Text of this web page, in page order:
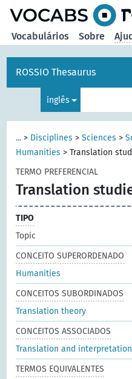
Vocabulários Sobre
ROSSIO Thesaurus
inglês
... > Disciplines >Sciences >
Humanities >Translation
TERMO PREFERENCIAL
Translation
TIPO
Topic
CONCEITO SUPERORDENADO
Humanities
CONCEITOS SUBORDINADOS
Translation theory
CONCEITOS ASSOCIADOS
Translation and interpretation
TERMOS EQUIVALENTES